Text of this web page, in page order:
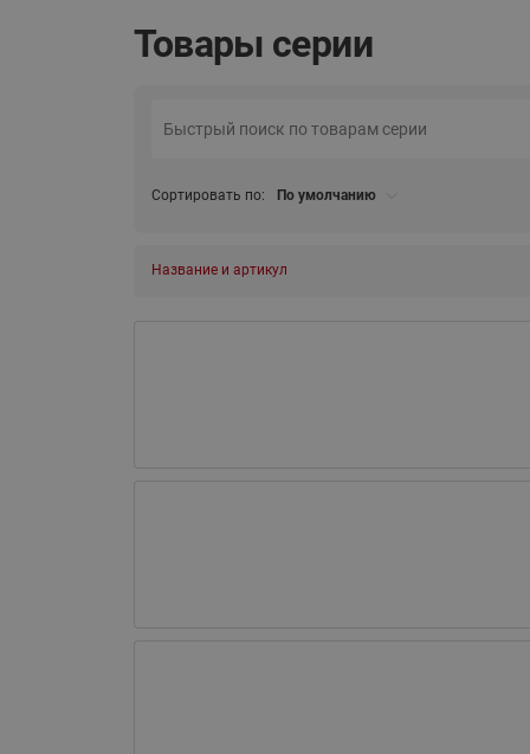
Товары серии
Сортировать по: По умолчанию
Название и артикул